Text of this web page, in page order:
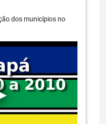
dos municípios no